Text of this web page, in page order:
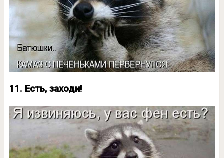
11. Есть, заходи!